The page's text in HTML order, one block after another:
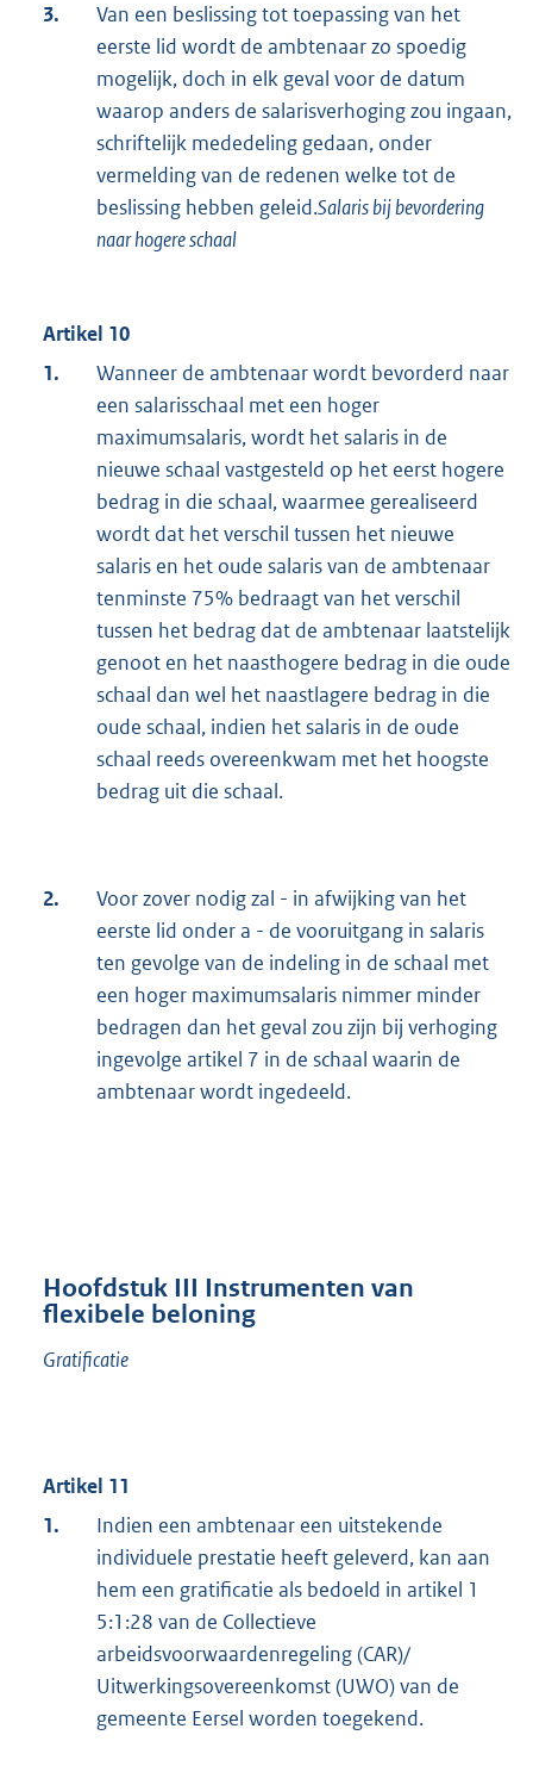
3.
Van een beslissing tot toepassing van het
eerste lid wordt de ambtenaar zo spoedig
mogelijk, doch in elk geval voor de datum
waarop anders de salarisverhoging zou ingaan,
schriftelijk mededeling gedaan, onder
vermelding van de redenen welke tot de
beslissing hebben geleid.Salaris bij bevordering
naar hogere schaal
Artikel 10
1.
Wanneer de ambtenaar wordt bevorderd naar
een salarisschaal met een hoger
maximumsalaris, wordt het salaris in de
nieuwe schaal vastgesteld op het eerst hogere
bedrag in die schaal, waarmee gerealiseerd
wordt dat het verschil tussen het nieuwe
salaris en het oude salaris van de ambtenaar
tenminste 75% bedraagt van het verschil
tussen het bedrag dat de ambtenaar laatstelijk
genoot en het naasthogere bedrag in die oude
schaal dan wel het naastlagere bedrag in die
oude schaal, indien het salaris in de oude
schaal reeds overeenkwam met het hoogste
bedrag uit die schaal.
2.
Voor zover nodig zal - in afwijking van het
eerste lid onder a - de vooruitgang in salaris
ten gevolge van de indeling in de schaal met
een hoger maximumsalaris nimmer minder
bedragen dan het geval zou zijn bij verhoging
ingevolge artikel 7 in de schaal waarin de
ambtenaar wordt ingedeeld.
Hoofdstuk III Instrumenten van
flexibele beloning
Gratificatie
Artikel 11
1.
Indien een ambtenaar een uitstekende
individuele prestatie heeft geleverd, kan aan
hem een gratificatie als bedoeld in artikel 1
5:1:28 van de Collectieve
arbeidsvoorwaardenregeling (CAR)/
Uitwerkingsovereenkomst (UWO) van de
gemeente Eersel worden toegekend.